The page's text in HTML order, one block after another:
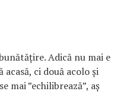
Adică nu mai e
acasă, ci două acolo și
mai ”echilibrează”, aș